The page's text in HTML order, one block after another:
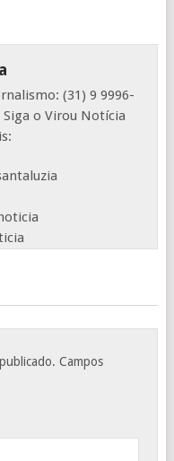
(31) 9 9996-
Siga o Virou Notícia
Campos